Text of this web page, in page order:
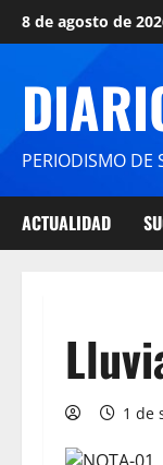
8 de agosto de
PERIODISMO DE
ACTUALIDAD
1 de